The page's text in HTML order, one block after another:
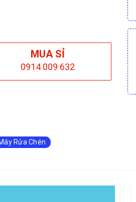
MUA SỈ
0914 009 632
Rửa Chén